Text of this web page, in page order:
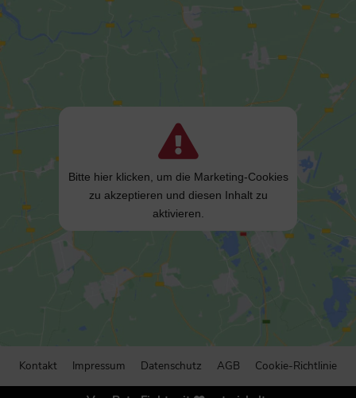
Bitte hier klicken, um die Marketing-Cookies
zu akzeptieren und diesen Inhalt zu
aktivieren.
Kontakt Impressum Datenschutz AGB Cookie-Richtlinie